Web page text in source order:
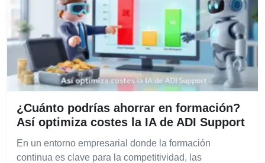
¿Cuánto podrías ahorrar en formación?
Así optimiza costes la IA de ADI Support
En un entorno empresarial donde la formación
continua es clave para la competitividad, las